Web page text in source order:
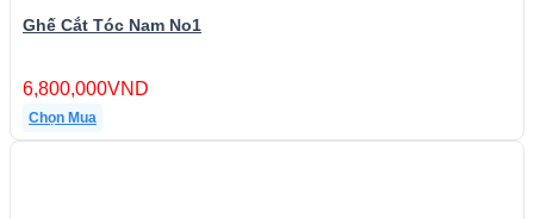
Ghế Cắt Tóc Nam No1
6,800,000VND
Chọn Mua